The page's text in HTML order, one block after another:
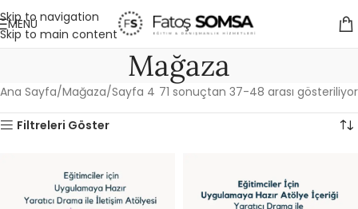
Skip to navigation
Skip to main content
MENÜ
Mağaza
Ana Sayfa Mağaza Sayfa 4 71 sonuçtan 37-48 arası gösteriliyor
Filtreleri Göster